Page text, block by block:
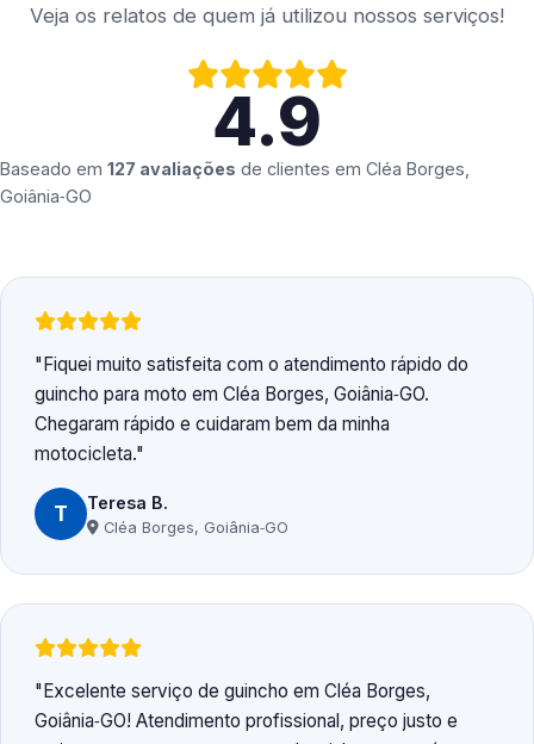
Veja os relatos de quem já utilizou nossos serviços!
4.9
Baseado em 127 avaliações de clientes em Cléa Borges,
Goiânia‑GO
Fiquei muito satisfeita com o atendimento rápido do
guincho para moto em Cléa Borges, Goiânia‑GO.
Chegaram rápido e cuidaram bem da minha
motocicleta.
T Teresa B.
Cléa Borges, Goiânia‑GO
Excelente serviço de guincho em Cléa Borges,
Goiânia‑GO! Atendimento profissional, preço justo e